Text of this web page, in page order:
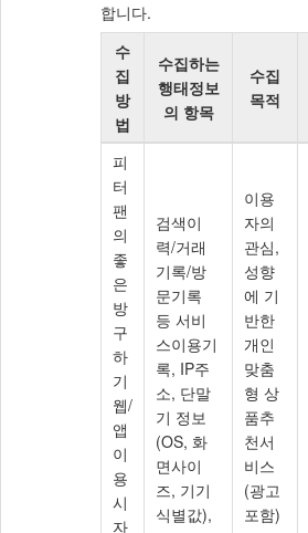
합니다.
행
태
정
보
의
수
집/
이
용/
제
공
및
거
부
에
수
집
방
법
수집하는
행태정보
의 항목
수집
목적
피
터
팬
의
좋
은
방
구
하
기
웹/
앱
이
용
시
자
검색이
력/거래
기록/방
문기록
등 서비
스이용기
록, IP주
소, 단말
기 정보
(OS, 화
면사이
즈, 기기
식별값),
이용
자의
관심,
성향
에 기
반한
개인
맞춤
형 상
품추
천서
비스
(광고
포함)